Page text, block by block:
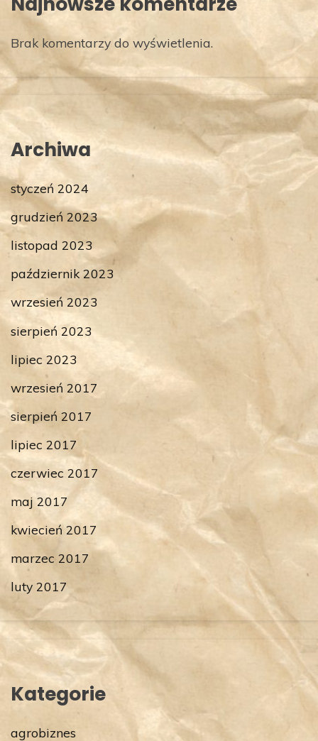
Brak komentarzy do wyświetlenia.
Archiwa
styczeń 2024
grudzień 2023
listopad 2023
październik 2023
wrzesień 2023
sierpień 2023
lipiec 2023
wrzesień 2017
sierpień 2017
lipiec 2017
czerwiec 2017
maj 2017
kwiecień 2017
marzec 2017
luty 2017
Kategorie
agrobiznes